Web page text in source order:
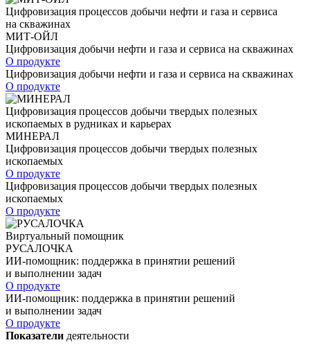
Цифровизация процессов добычи нефти и газа и сервиса
на скважинах
МИТ-ОЙЛ
Цифровизация добычи нефти и газа и сервиса на скважинах
О продукте
Цифровизация добычи нефти и газа и сервиса на скважинах
О продукте
Цифровизация процессов добычи твердых полезных
ископаемых в рудниках и карьерах
МИНЕРАЛ
Цифровизация процессов добычи твердых полезных
ископаемых
О продукте
Цифровизация процессов добычи твердых полезных
ископаемых
О продукте
Виртуальный помощник
РУСАЛОЧКА
ИИ-помощник: поддержка в принятии решений
и выполнении задач
О продукте
ИИ-помощник: поддержка в принятии решений
и выполнении задач
О продукте
Показатели деятельности